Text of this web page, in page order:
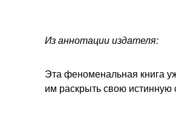
Из аннотации издателя:
Эта феноменальная книга
им раскрыть свою истинную